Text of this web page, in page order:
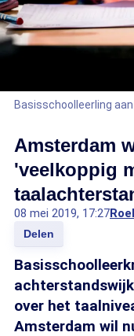
Basisschoolleerling
Amsterdam
'veelkoppig
08 mei 2019, 17:27
Delen
over het
Amsterdam wil